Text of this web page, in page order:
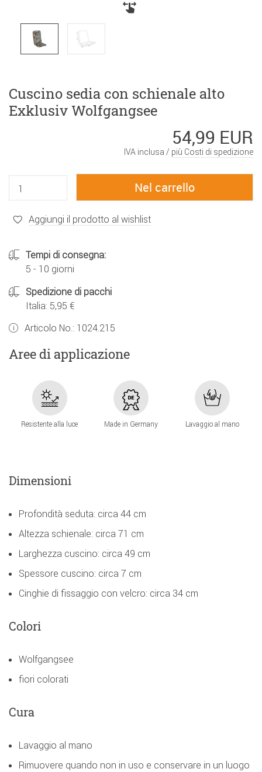
Cuscino sedia con schienale alto
Exklusiv Wolfgangsee
54,99 EUR
IVA inclusa / più Costi di spedizione
Aggiungi il prodotto al wishlist
Tempi di consegna:
5 - 10 giorni
Spedizione di pacchi
Italia: 5,95 €
Articolo No.: 1024.215
Aree di applicazione
Resistente alla luce Made in Germany Lavaggio al mano
Dimensioni
Profondità seduta: circa 44 cm
Altezza schienale: circa 71 cm
Larghezza cuscino: circa 49 cm
Spessore cuscino: circa 7 cm
Cinghie di fissaggio con velcro: circa 34 cm
Colori
Wolfgangsee
fiori colorati
Cura
Lavaggio al mano
Rimuovere quando non in uso e conservare in un luogo